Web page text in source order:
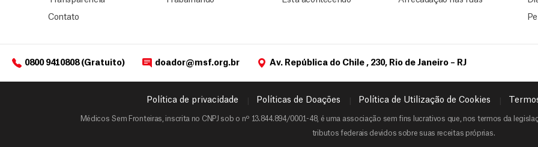
Contato
0800 9410808 (Gratuito) doador@msf.org.br Av. República do Chile , 230, Rio de Janeiro – RJ
Política de privacidade Políticas de Doações Política de Utilização de Cookies
Médicos Sem Fronteiras, inscrita no CNPJ sob o nº 13.844.894/0001-48, é uma associação sem fins lucrativos que, nos termos da
tributos federais devidos sobre suas receitas próprias.